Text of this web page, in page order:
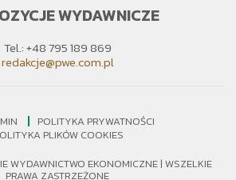
WYDAWNICZE
Tel.: +48 795 189 869
redakcje@pwe.com.pl
POLITYKA PRYWATNOŚCI
PLIKÓW COOKIES
EKONOMICZNE | WSZELKIE
PRAWA ZASTRZEŻONE